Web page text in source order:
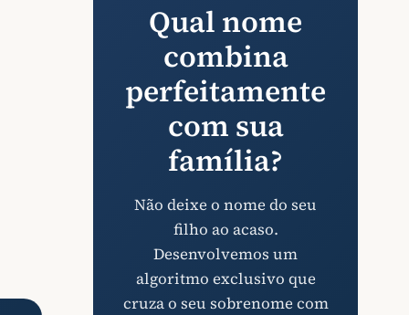
Qual nome
combina
perfeitamente
com sua
família?
Não deixe o nome do seu
filho ao acaso.
Desenvolvemos um
algoritmo exclusivo que
cruza o seu sobrenome com